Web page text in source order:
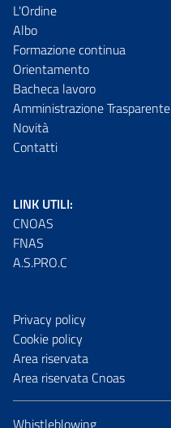
L'Ordine
Albo
Formazione continua
Orientamento
Bacheca lavoro
Amministrazione Trasparente
Novità
Contatti
LINK UTILI:
CNOAS
FNAS
A.S.PRO.C
Privacy policy
Cookie policy
Area riservata
Area riservata Cnoas